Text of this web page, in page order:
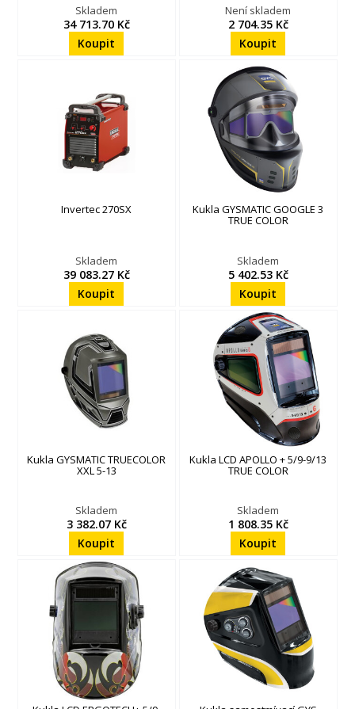
Skladem
34 713.70 Kč
Není skladem
2 704.35 Kč
Invertec 270SX
Skladem
39 083.27 Kč
Kukla GYSMATIC GOOGLE 3
TRUE COLOR
Skladem
5 402.53 Kč
Kukla GYSMATIC TRUECOLOR
XXL 5-13
Skladem
3 382.07 Kč
Kukla LCD APOLLO + 5/9-9/13
TRUE COLOR
Skladem
1 808.35 Kč